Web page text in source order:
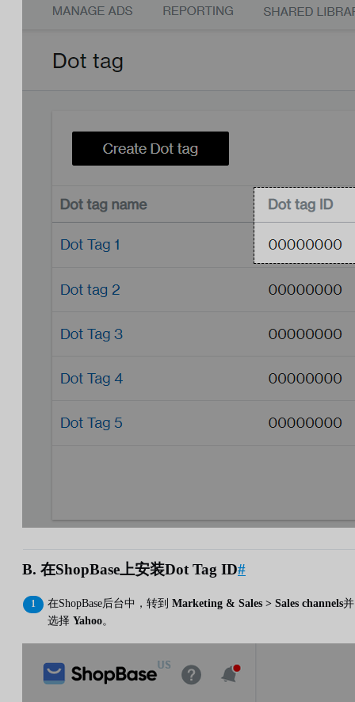
B. 在ShopBase上安装Dot Tag ID#
在ShopBase后台中，转到 Marketing & Sales > Sales channels并
选择 Yahoo。